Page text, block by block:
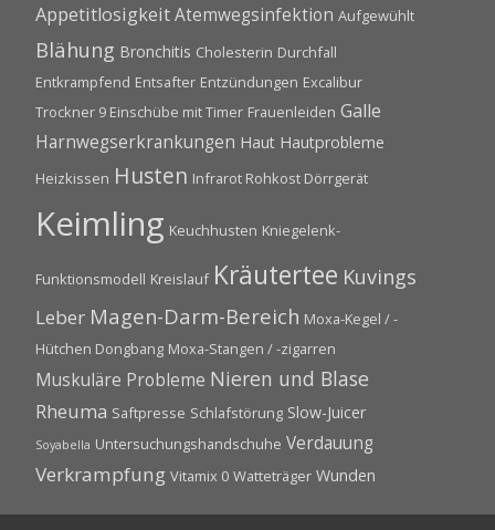
AppetitlosigkeitAtemwegsinfektion Aufgewühlt
Blähung Bronchitis Cholesterin Durchfall
Entkrampfend Entsafter Entzündungen Excalibur
Trockner 9 Einschübe mit Timer Frauenleiden Galle
Harnwegserkrankungen Haut Hautprobleme
Heizkissen Husten Infrarot Rohkost Dörrgerät
Keimling Keuchhusten Kniegelenk-
Funktionsmodell Kreislauf Kräutertee Kuvings
Leber Magen-Darm-Bereich Moxa-Kegel / -
Hütchen Dongbang Moxa-Stangen / -zigarren
Muskuläre Probleme Nieren und Blase
Rheuma Saftpresse Schlafstörung Slow-Juicer
Soyabella Untersuchungshandschuhe Verdauung
Verkrampfung Vitamix 0 Watteträger Wunden